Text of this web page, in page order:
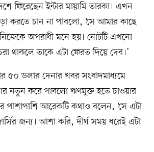
ফিরেছেন ইন্টার মায়ামি তারকা। এখন
করতে চান না পাবলো, ‘সে আমার কাছে
অপরাধী মনে হয়। নোটটি এখনো
থাকলে তাকে এটা ফেরত দিয়ে দেব।’
৫০ ডলার দেনার খবর সংবাদমাধ্যমে
নতুন করে পাবলো ঋণমুক্ত হতে চাওয়ার
পাশাপাশি আরেকটি কথাও বলেন, ‘সে এটা
জন্য। আশা করি, দীর্ঘ সময় ধরেই এটা